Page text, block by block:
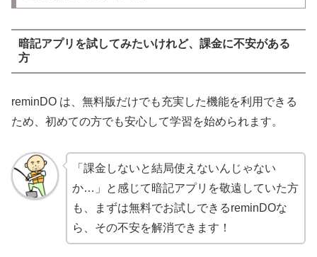
暗記アプリを試してみたいけれど、課金に不安がある
方
reminDO は、無料版だけでも充実した機能を利用できる
ため、初めての方でも安心して学習を始められます。
「課金しないと結局使えないんじゃない
か…」と感じて暗記アプリを敬遠していた方
も、まずは無料でお試しできるreminDOな
ら、その不安を解消できます！